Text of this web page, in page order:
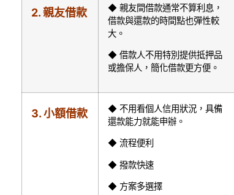
2.親友借款
◆ 親友間借款通常不算利息，
借款與還款的時間點也彈性較
大。
◆ 借款人不用特別提供抵押品
或擔保人，簡化借款更方便。
3.小額借款
◆ 不用看個⼈信⽤狀況，具備
還款能⼒就能申辦。
◆ 流程便利
◆ 撥款快速
◆ 方案多選擇